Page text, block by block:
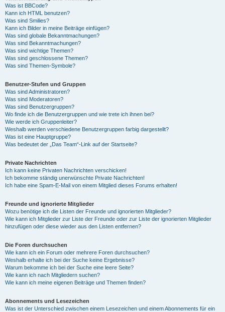
Was ist BBCode?
Kann ich HTML benutzen?
Was sind Smilies?
Kann ich Bilder in meine Beiträge einfügen?
Was sind globale Bekanntmachungen?
Was sind Bekanntmachungen?
Was sind wichtige Themen?
Was sind geschlossene Themen?
Was sind Themen-Symbole?
Benutzer-Stufen und Gruppen
Was sind Administratoren?
Was sind Moderatoren?
Was sind Benutzergruppen?
Wo finde ich die Benutzergruppen und wie trete ich ihnen bei?
Wie werde ich Gruppenleiter?
Weshalb werden verschiedene Benutzergruppen farbig dargestellt?
Was ist eine Hauptgruppe?
Was bedeutet der „Das Team“-Link auf der Startseite?
Private Nachrichten
Ich kann keine Privaten Nachrichten verschicken!
Ich bekomme ständig unerwünschte Private Nachrichten!
Ich habe eine Spam-E-Mail von einem Mitglied dieses Forums erhalten!
Freunde und ignorierte Mitglieder
Wozu benötige ich die Listen der Freunde und ignorierten Mitglieder?
Wie kann ich Mitglieder zur Liste der Freunde oder zur Liste der ignorierten Mitglieder
hinzufügen oder diese wieder aus den Listen entfernen?
Die Foren durchsuchen
Wie kann ich ein Forum oder mehrere Foren durchsuchen?
Weshalb erhalte ich bei der Suche keine Ergebnisse?
Warum bekomme ich bei der Suche eine leere Seite?
Wie kann ich nach Mitgliedern suchen?
Wie kann ich meine eigenen Beiträge und Themen finden?
Abonnements und Lesezeichen
Was ist der Unterschied zwischen einem Lesezeichen und einem Abonnements für ein